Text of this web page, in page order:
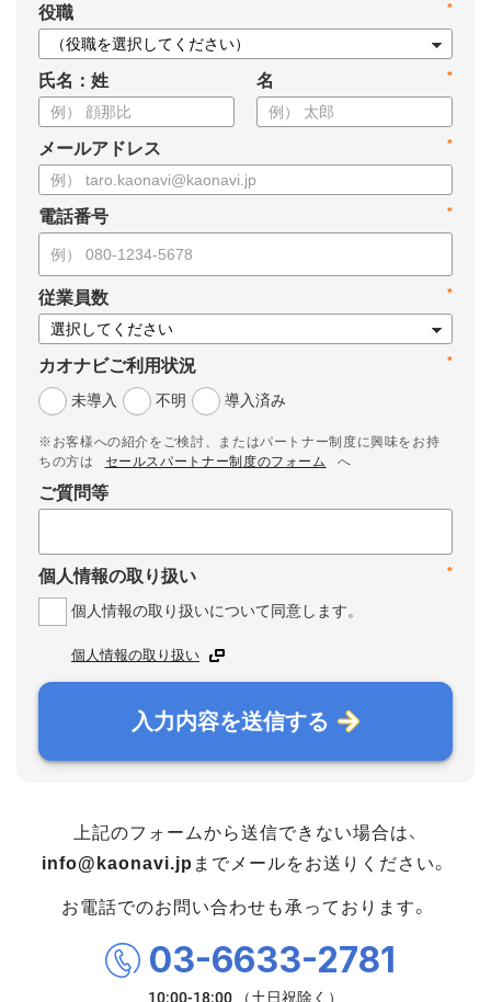
*
役職
氏名：姓 *
名
*
メールアドレス
*
電話番号
*
従業員数
*
カオナビご利用状況
未導入
不明 導入済み
※お客様への紹介をご検討、またはパートナー制度に興味をお持
ちの方は
セールスパートナー制度のフォーム へ
ご質問等
*
個人情報の取り扱い
個人情報の取り扱いについて同意します。
個人情報の取り扱い
入力内容を送信する
上記のフォームから送信できない場合は、
info@kaonavi.jp までメールをお送りください。
お電話でのお問い合わせも承っております。
03-6633-2781